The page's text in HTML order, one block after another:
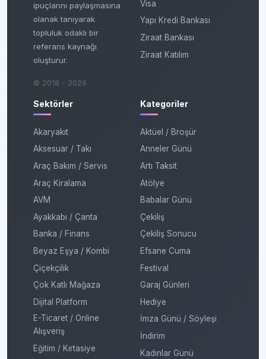
ipuçlarını paylaşmasına
olanak tanıyarak
topluluk odaklı bir
referans kaynağı
oluşturur.
© 2018 - 2026
Visa
Yapı Kredi Bankası
Ziraat Bankası
Ziraat Katılım
Sektörler
Akaryakıt
Aksesuar / Takı
Araç Bakım / Servis
Araç Kiralama
AVM
Ayakkabı / Çanta
Banka / Finans
Beyaz Eşya / Kombi
Çiçekçilik
Çok Katlı Mağaza
Dijital Platform
E-Ticaret / Online
Alışveriş
Eğitim / Kırtasiye
Kategoriler
Aktüel / Broşür
Anneler Günü
Artı Taksit
Atölye
Babalar Günü
Çekiliş
Çekiliş Sonucu
Efsane Cuma
Festival
Garaj Günleri
Hediye
İmza Günü / Söyleşi
İndirim
Kadınlar Günü